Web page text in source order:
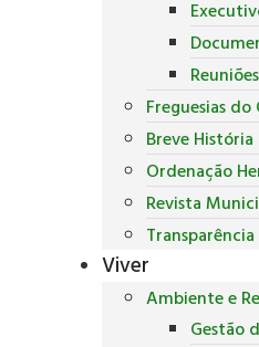
Freguesias
Breve
Ordenação
Revista
Transparência
Viver
Ambiente e
Gestão